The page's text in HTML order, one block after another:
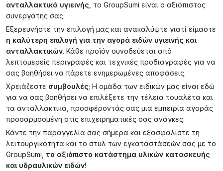
ανταλλακτικά υγιεινής , το GroupSumi είναι ο αξιόπιστος
συνεργάτης σας.
Εξερευνήστε την επιλογή μας και ανακαλύψτε γιατί είμαστε
η καλύτερη επιλογή για την αγορά ειδών υγιεινής και
ανταλλακτικών. Κάθε προϊόν συνοδεύεται από
λεπτομερείς περιγραφές και τεχνικές προδιαγραφές για να
σας βοηθήσει να πάρετε ενημερωμένες αποφάσεις.
Χρειάζεστε συμβουλές; Η ομάδα των ειδικών μας είναι εδώ
για να σας βοηθήσει να επιλέξετε την τέλεια τουαλέτα και
τα ανταλλακτικά, προσφέροντάς σας μια εμπειρία αγοράς
προσαρμοσμένη στις επιχειρηματικές σας ανάγκες.
Κάντε την παραγγελία σας σήμερα και εξασφαλίστε τη
λειτουργικότητα και το στυλ των εγκαταστάσεών σας με το
GroupSumi, το αξιόπιστο κατάστημα υλικών κατασκευής
και υδραυλικών ειδών!